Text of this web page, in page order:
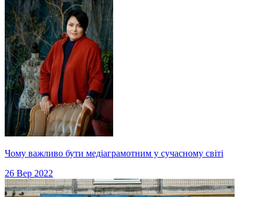
Чому важливо бути медіаграмотним у сучасному світі
26 Вер 2022